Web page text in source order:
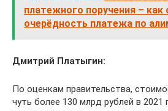
платежного поручения – как
очерёдность платежа по
Дмитрий Платыгин:
По оценкам правительства,
чуть более 130 млрд рублей в 2021